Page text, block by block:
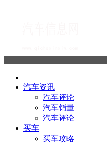
汽车资讯
汽车评论
汽车销量
汽车评论
买车
买车攻略